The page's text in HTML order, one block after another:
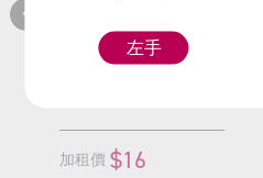
加租價 $16
左手